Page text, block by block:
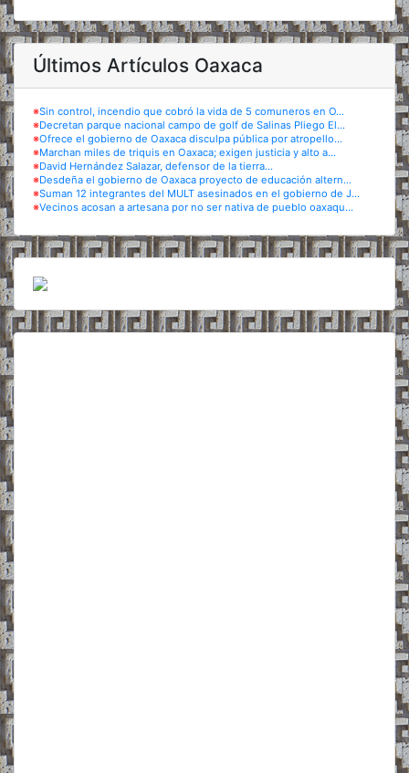
Últimos Artículos Oaxaca
※Sin control, incendio que cobró la vida de 5 comuneros en O...
※Decretan parque nacional campo de golf de Salinas Pliego El...
※Ofrece el gobierno de Oaxaca disculpa pública por atropello...
※Marchan miles de triquis en Oaxaca; exigen justicia y alto a...
※David Hernández Salazar, defensor de la tierra...
※Desdeña el gobierno de Oaxaca proyecto de educación altern...
※Suman 12 integrantes del MULT asesinados en el gobierno de J...
※Vecinos acosan a artesana por no ser nativa de pueblo oaxaqu...